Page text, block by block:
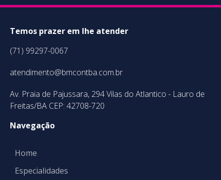
Temos prazer em lhe atender
(71) 99297-0067
atendimento@bmcontba.com.br
Av. Praia de Pajussara, 294 Vilas do Atlantico - Lauro de
Freitas/BA CEP: 42708-720
Navegação
Home
Especialidades